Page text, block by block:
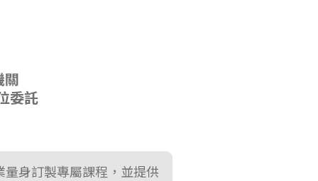
身訂製專屬課程，並提供